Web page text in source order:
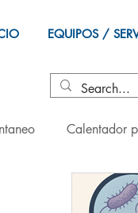
EQUIPOS /
Calentador